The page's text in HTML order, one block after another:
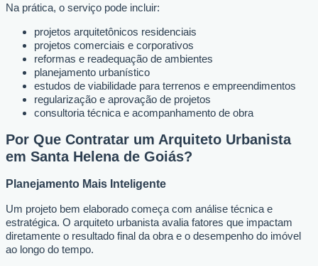
Na prática, o serviço pode incluir:
projetos arquitetônicos residenciais
projetos comerciais e corporativos
reformas e readequação de ambientes
planejamento urbanístico
estudos de viabilidade para terrenos e empreendimentos
regularização e aprovação de projetos
consultoria técnica e acompanhamento de obra
Por Que Contratar um Arquiteto Urbanista
em Santa Helena de Goiás?
Planejamento Mais Inteligente
Um projeto bem elaborado começa com análise técnica e
estratégica. O arquiteto urbanista avalia fatores que impactam
diretamente o resultado final da obra e o desempenho do imóvel
ao longo do tempo.